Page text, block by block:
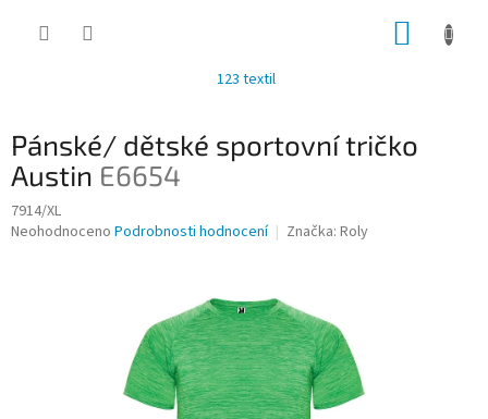
123 textil
Pánské/ dětské sportovní tričko
Austin E6654
7914/XL
Průměrné
Neohodnoceno Podrobnosti hodnocení Značka: Roly